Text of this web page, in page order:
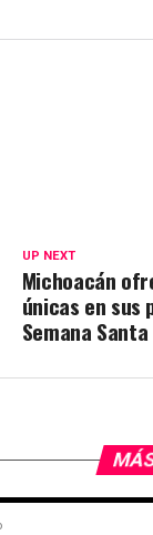
UP NEXT
Michoacán
únicas en sus
Semana Santa